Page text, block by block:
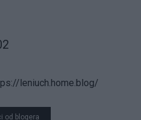
leniuch.home.blog/
od blogera